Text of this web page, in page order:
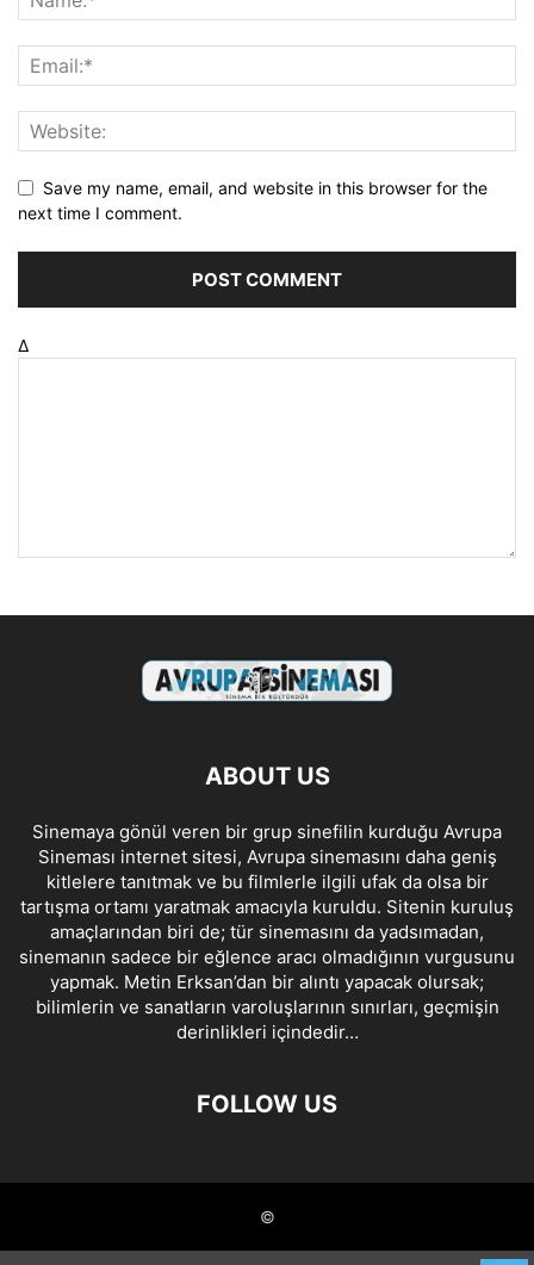
Save my name, email, and website in this browser for the
next time I comment.
Δ
ABOUT US
Sinemaya gönül veren bir grup sinefilin kurduğu Avrupa
Sineması internet sitesi, Avrupa sinemasını daha geniş
kitlelere tanıtmak ve bu filmlerle ilgili ufak da olsa bir
tartışma ortamı yaratmak amacıyla kuruldu. Sitenin kuruluş
amaçlarından biri de; tür sinemasını da yadsımadan,
sinemanın sadece bir eğlence aracı olmadığının vurgusunu
yapmak. Metin Erksan’dan bir alıntı yapacak olursak;
bilimlerin ve sanatların varoluşlarının sınırları, geçmişin
derinlikleri içindedir…
FOLLOW US
©